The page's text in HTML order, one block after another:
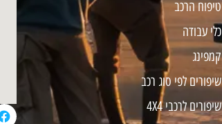
טיפוח הרכב
כלי עבודה
קמפינג
שיפורים לפי סוג רכב
שיפורים לרכבי 4X4